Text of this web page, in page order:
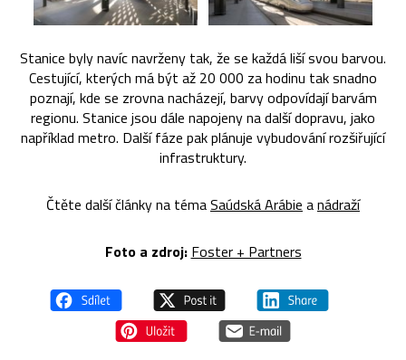
Stanice byly navíc navrženy tak, že se každá liší svou barvou.
Cestující, kterých má být až 20 000 za hodinu tak snadno
poznají, kde se zrovna nacházejí, barvy odpovídají barvám
regionu. Stanice jsou dále napojeny na další dopravu, jako
například metro. Další fáze pak plánuje vybudování rozšiřující
infrastruktury.
Čtěte další články na témaSaúdská Arábie anádraží
Foto a zdroj: Foster + Partners